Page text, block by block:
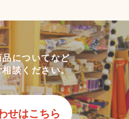
についてなど
談ください。
せはこちら